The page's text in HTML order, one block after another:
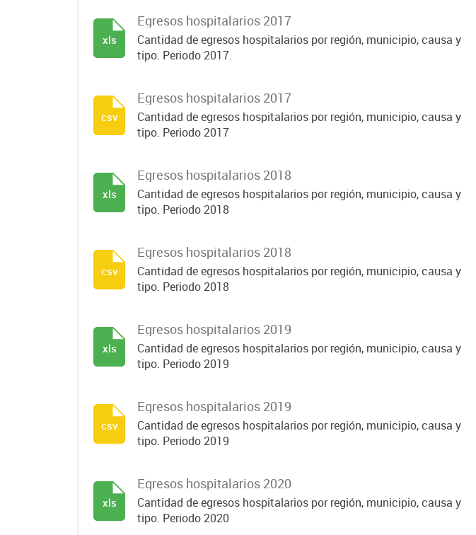
Egresos hospitalarios 2017
Cantidad de egresos hospitalarios por región, municipio, causa y
tipo. Periodo 2017.
xls
Egresos hospitalarios 2017
Cantidad de egresos hospitalarios por región, municipio, causa y
tipo. Periodo 2017
csv
Egresos hospitalarios 2018
Cantidad de egresos hospitalarios por región, municipio, causa y
tipo. Periodo 2018
xls
Egresos hospitalarios 2018
Cantidad de egresos hospitalarios por región, municipio, causa y
tipo. Periodo 2018
csv
Egresos hospitalarios 2019
Cantidad de egresos hospitalarios por región, municipio, causa y
tipo. Periodo 2019
xls
Egresos hospitalarios 2019
Cantidad de egresos hospitalarios por región, municipio, causa y
tipo. Periodo 2019
csv
Egresos hospitalarios 2020
Cantidad de egresos hospitalarios por región, municipio, causa y
tipo. Periodo 2020
xls